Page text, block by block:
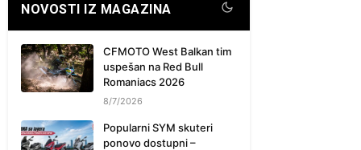
NOVOSTI IZ MAGAZINA
CFMOTO West Balkan tim
uspešan na Red Bull
Romaniacs 2026
8/7/2026
Popularni SYM skuteri
ponovo dostupni –